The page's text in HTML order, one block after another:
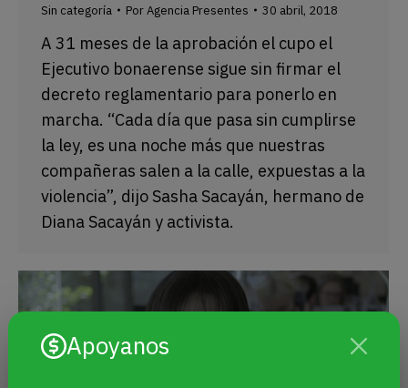
Apoyanos
Sin categoría PorAgencia Presentes 30 abril, 2018
A 31 meses de la aprobación el cupo el
Ejecutivo bonaerense sigue sin firmar el
decreto reglamentario para ponerlo en
marcha. “Cada día que pasa sin cumplirse
la ley, es una noche más que nuestras
compañeras salen a la calle, expuestas a la
violencia”, dijo Sasha Sacayán, hermano de
Diana Sacayán y activista.